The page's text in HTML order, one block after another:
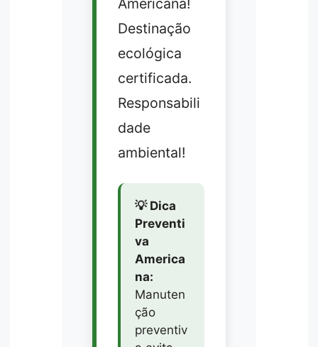
Destinação
ecológica
certificada.
Responsabili
dade
ambiental!
💡 Dica
Preventi
va
America
na:
Manuten
ção
preventiv